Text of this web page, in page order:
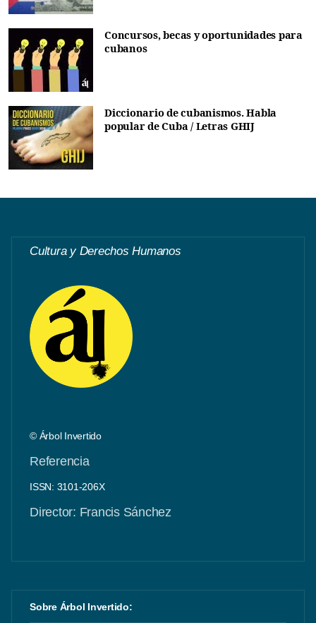
Concursos, becas y oportunidades para
cubanos
Diccionario de cubanismos. Habla
popular de Cuba / Letras GHIJ
Cultura y Derechos Humanos
© Árbol Invertido
Referencia
ISSN: 3101-206X
Director: Francis Sánchez
Sobre Árbol Invertido: